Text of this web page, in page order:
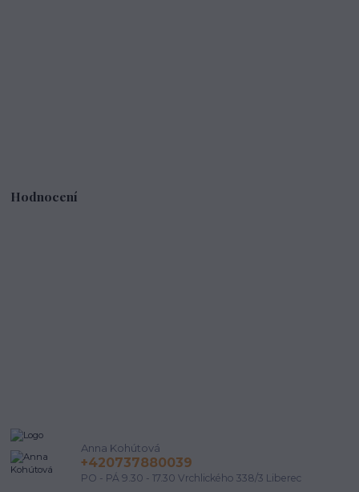
Hodnocení
Anna Kohútová
+420737880039
PO - PÁ 9.30 - 17.30 Vrchlického 338/3 Liberec